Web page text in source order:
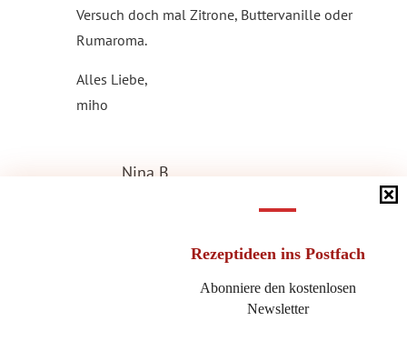
Rezeptideen ins Postfach
Abonniere den kostenlosen
Newsletter
Versuch doch mal Zitrone, Buttervanille oder
Rumaroma.
Alles Liebe,
miho
Nina B.
eher daher, dass ich nicht sicher war, ob
man es vielleicht ganz weglassen könnte
(es hier also nur um den Geschmack geht),